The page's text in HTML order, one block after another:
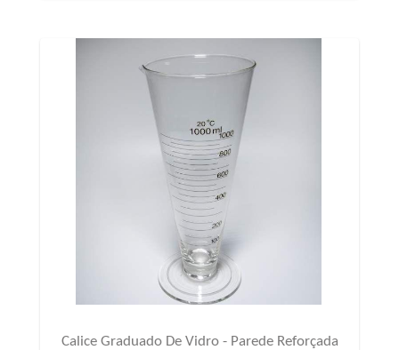
Calice Graduado De Vidro - Parede Reforçada